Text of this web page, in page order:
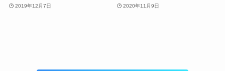
2019年12月7日 2020年11月9日